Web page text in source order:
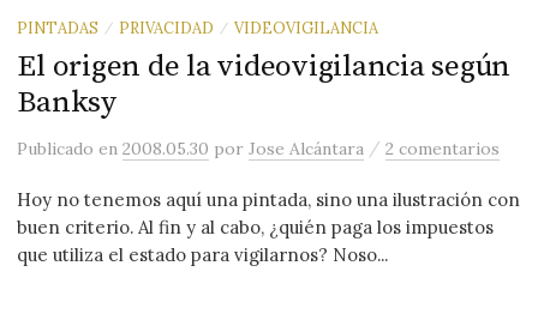
PINTADAS / PRIVACIDAD / VIDEOVIGILANCIA
El origen de la videovigilancia según
Banksy
Publicadoen2008.05.30 porJose Alcántara /2 comentarios
Hoy no tenemos aquí una pintada, sino una ilustración con
buen criterio. Al fin y al cabo, ¿quién paga los impuestos
que utiliza el estado para vigilarnos? Noso...